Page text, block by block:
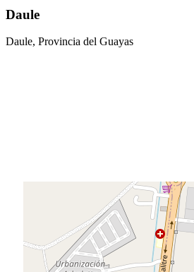
Daule
Daule, Provincia del Guayas